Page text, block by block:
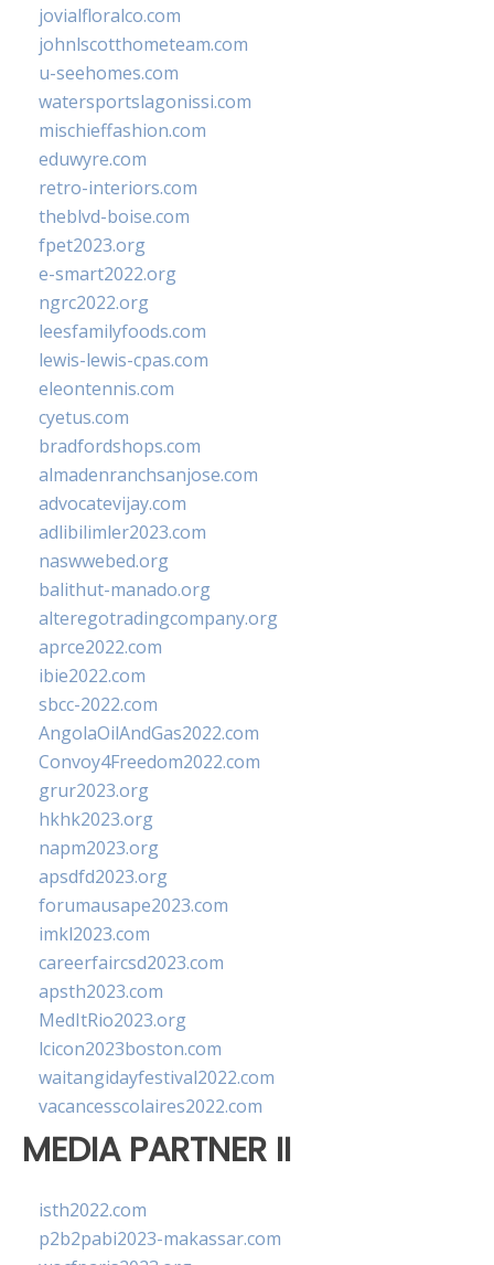
jovialfloralco.com
johnlscotthometeam.com
u-seehomes.com
watersportslagonissi.com
mischieffashion.com
eduwyre.com
retro-interiors.com
theblvd-boise.com
fpet2023.org
e-smart2022.org
ngrc2022.org
leesfamilyfoods.com
lewis-lewis-cpas.com
eleontennis.com
cyetus.com
bradfordshops.com
almadenranchsanjose.com
advocatevijay.com
adlibilimler2023.com
naswwebed.org
balithut-manado.org
alteregotradingcompany.org
aprce2022.com
ibie2022.com
sbcc-2022.com
AngolaOilAndGas2022.com
Convoy4Freedom2022.com
grur2023.org
hkhk2023.org
napm2023.org
apsdfd2023.org
forumausape2023.com
imkl2023.com
careerfaircsd2023.com
apsth2023.com
MedItRio2023.org
lcicon2023boston.com
waitangidayfestival2022.com
vacancesscolaires2022.com
MEDIA PARTNER II
isth2022.com
p2b2pabi2023-makassar.com